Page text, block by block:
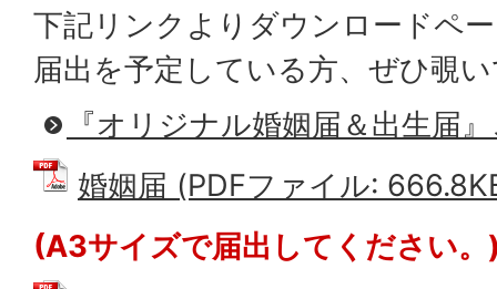
下記リンクよりダウンロードペ
届出を予定している方、ぜひ覗
『オリジナル婚姻届＆出生届
婚姻届 (PDFファイル:
(A3サイズで届出してください。